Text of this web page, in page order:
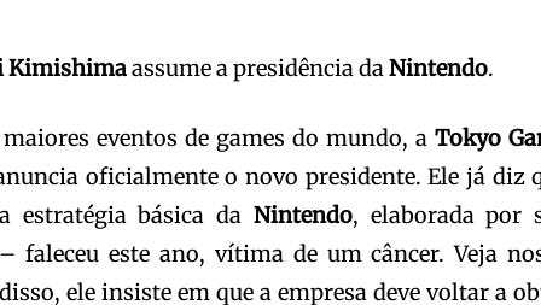
Kimishimaassume a presidência daNintendo.
eventos de games do mundo, aTokyo
oficialmente o novo presidente. Ele já diz
estratégia básica da Nintendo, elaborada por
– faleceu este ano, vítima de um câncer. Veja
ele insiste em que a empresa deve voltar a